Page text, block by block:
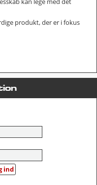
produkt, der er i fokus